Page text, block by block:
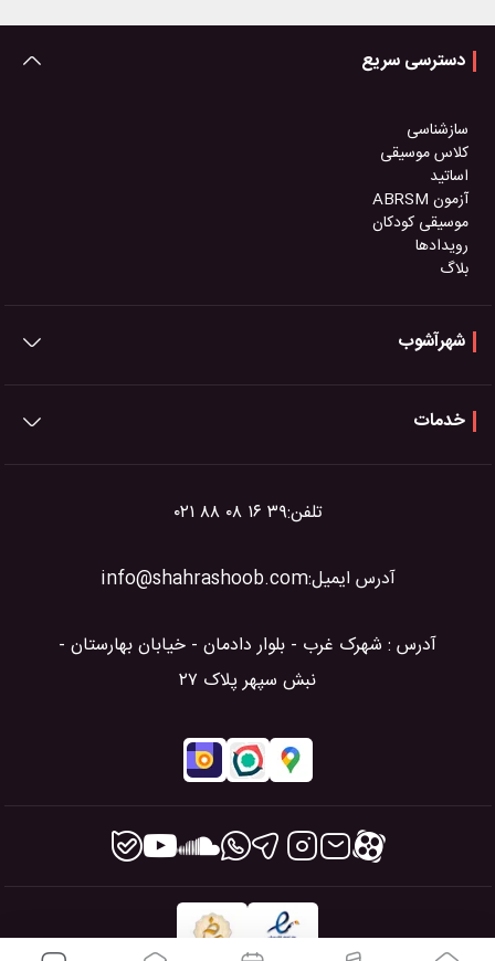
تلفن:۰۲۱ ۸۸ ۰۸ ۱۶ ۳۹
آدرس ایمیل:info@shahrashoob.com
آدرس : شهرک غرب - بلوار دادمان - خیابان بهارستان -
نبش سپهر پلاک ۲۷
دسترسی سریع
سازشناسی
کلاس موسیقی
اساتید
آزمون ABRSM
موسیقی کودکان
رویدادها
بلاگ
شهرآشوب
خدمات